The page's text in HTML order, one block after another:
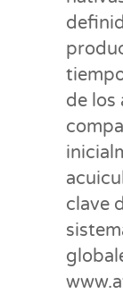
de los
clave